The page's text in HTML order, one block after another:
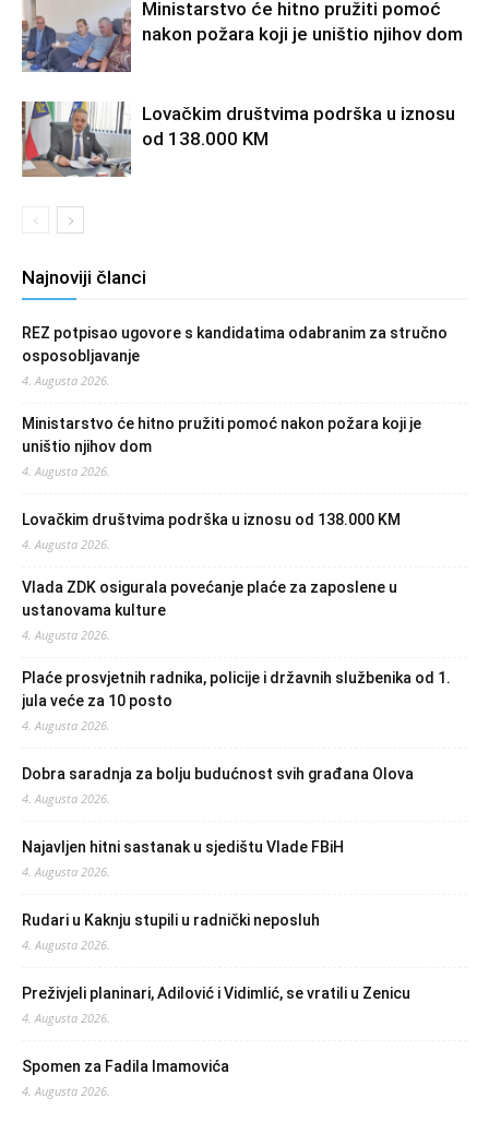
Ministarstvo će hitno pružiti pomoć
nakon požara koji je uništio njihov dom
Lovačkim društvima podrška u iznosu
od 138.000 KM
Najnoviji članci
REZ potpisao ugovore s kandidatima odabranim za stručno
osposobljavanje
4. Augusta 2026.
Ministarstvo će hitno pružiti pomoć nakon požara koji je
uništio njihov dom
4. Augusta 2026.
Lovačkim društvima podrška u iznosu od 138.000 KM
4. Augusta 2026.
Vlada ZDK osigurala povećanje plaće za zaposlene u
ustanovama kulture
4. Augusta 2026.
Plaće prosvjetnih radnika, policije i državnih službenika od 1.
jula veće za 10 posto
4. Augusta 2026.
Dobra saradnja za bolju budućnost svih građana Olova
4. Augusta 2026.
Najavljen hitni sastanak u sjedištu Vlade FBiH
4. Augusta 2026.
Rudari u Kaknju stupili u radnički neposluh
4. Augusta 2026.
Preživjeli planinari, Adilović i Vidimlić, se vratili u Zenicu
4. Augusta 2026.
Spomen za Fadila Imamovića
4. Augusta 2026.